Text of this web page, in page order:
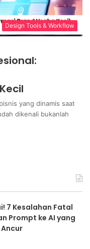
Design Tools & Workflow
yang dinamis saat
dikenali bukanlah
7 Kesalahan Fatal
Prompt ke AI yang